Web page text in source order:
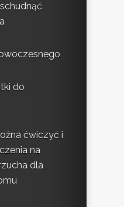
do
ćwiczyć i
na
dla